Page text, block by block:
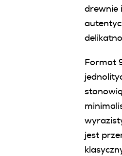
drewnie
Format
jest